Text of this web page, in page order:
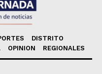
DISTRITO
OPINION REGIONALES